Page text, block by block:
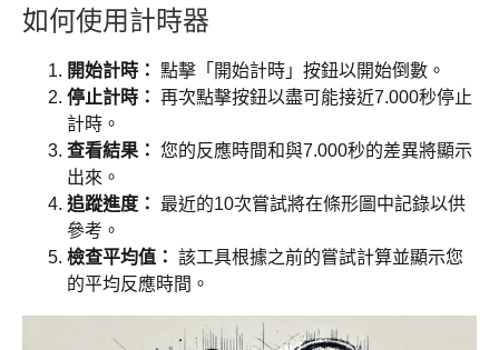
如何使用計時器
開始計時： 點擊「開始計時」按鈕以開始倒數。
停止計時： 再次點擊按鈕以盡可能接近7.000秒停止
計時。
查看結果： 您的反應時間和與7.000秒的差異將顯示
出來。
追蹤進度：
最近的10次嘗試將在條形圖中記錄以供
參考。
檢查平均值： 該工具根據之前的嘗試計算並顯示您
的平均反應時間。